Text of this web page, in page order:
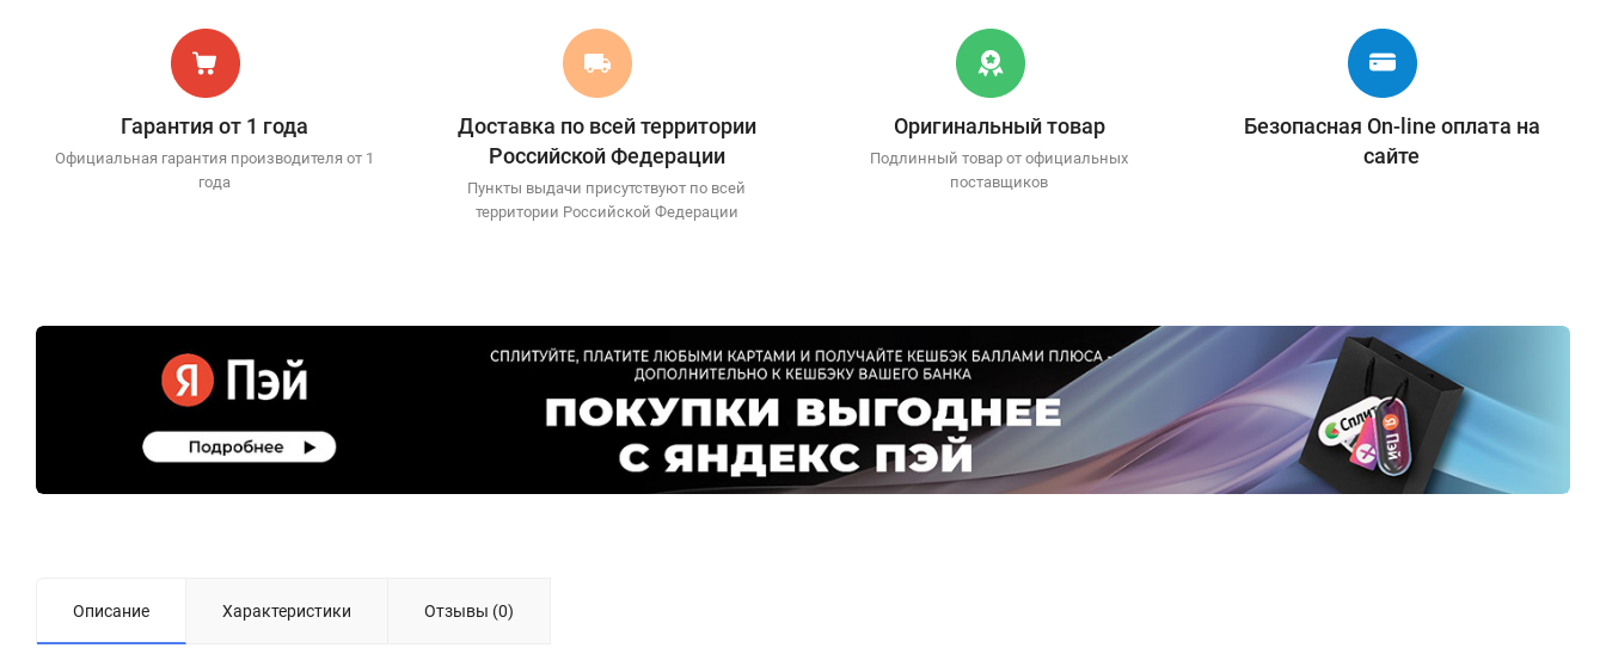
Гарантия от 1 года
Официальная гарантия производителя от 1
года
Доставка по всей территории
Российской Федерации
Пункты выдачи присутствуют по всей
территории Российской Федерации
Оригинальный товар
Подлинный товар от официальных
поставщиков
Безопасная On-line оплата на
сайте
Описание Характеристики Отзывы (0)